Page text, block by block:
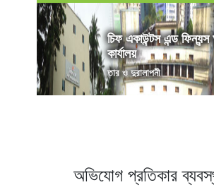
চিফ একাউন্টস এন্ড
কার্যালয়
তার ও দুরালাপনী
অভিযোগ প্রতিকার